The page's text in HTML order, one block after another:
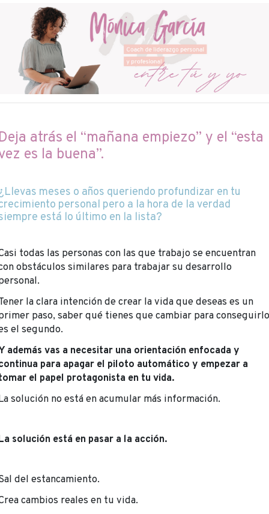
atrás el “mañana empiezo” y el “esta
es la buena”.
meses o años queriendo profundizar en tu
personal pero a la hora de la verdad
está lo último en la lista?
todas las personas con las que trabajo se encuentran
obstáculos similares para trabajar su desarrollo
la clara intención de crear la vida que deseas es un
paso, saber qué tienes que cambiar para conseguirlo
el segundo.
además vas a necesitar una orientación enfocada y
para apagar el piloto automático y empezar a
el papel protagonista en tu vida.
solución no está en acumular más información.
solución está en pasar a la acción.
del estancamiento.
cambios reales en tu vida.